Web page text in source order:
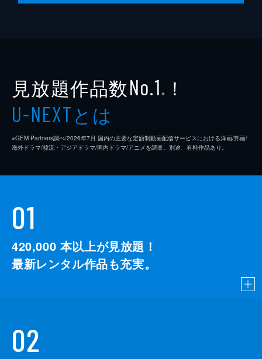
見放題作品数No.1 ※ ！
U-NEXTとは
※GEM Partners調べ/2026年7⽉ 国内の主要な定額制動画配信サービスにおける洋画/邦画/
海外ドラマ/韓流・アジアドラマ/国内ドラマ/アニメを調査。別途、有料作品あり。
01
420,000 本以上が見放題！
最新レンタル作品も充実。
02